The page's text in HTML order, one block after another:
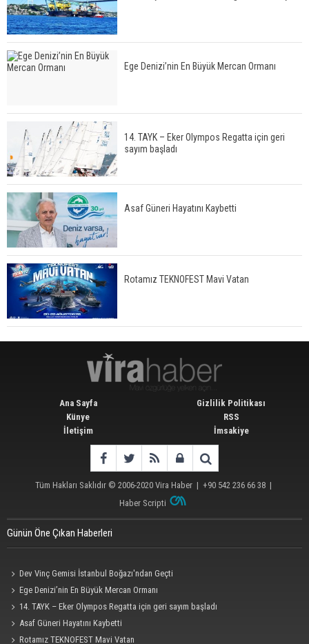
Ege Denizi’nin En Büyük Mercan Ormanı
14. TAYK – Eker Olympos Regatta için geri
sayım başladı
Asaf Güneri Hayatını Kaybetti
Rotamız TEKNOFEST Mavi Vatan
Ana Sayfa
Künye
İletişim
Gizlilik Politikası
RSS
İmsakiye
Tüm Hakları Saklıdır © 2006-2020 Vira Haber | +90 542 236 66 38 |
Haber Scripti
Günün Öne Çıkan Haberleri
Dev Vinç Gemisi İstanbul Boğazı'ndan Geçti
Ege Denizi’nin En Büyük Mercan Ormanı
14. TAYK – Eker Olympos Regatta için geri sayım başladı
Asaf Güneri Hayatını Kaybetti
Rotamız TEKNOFEST Mavi Vatan